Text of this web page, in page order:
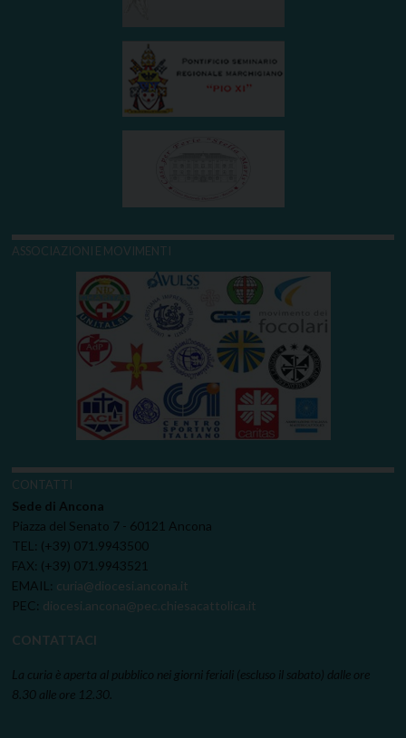
ASSOCIAZIONI E MOVIMENTI
CONTATTI
Sede di Ancona
Piazza del Senato 7 - 60121 Ancona
TEL: (+39) 071.9943500
FAX: (+39) 071.9943521
EMAIL: curia@diocesi.ancona.it
PEC: diocesi.ancona@pec.chiesacattolica.it
CONTATTACI
La curia è aperta al pubblico nei giorni feriali (escluso il sabato) dalle ore
8.30 alle ore 12.30.